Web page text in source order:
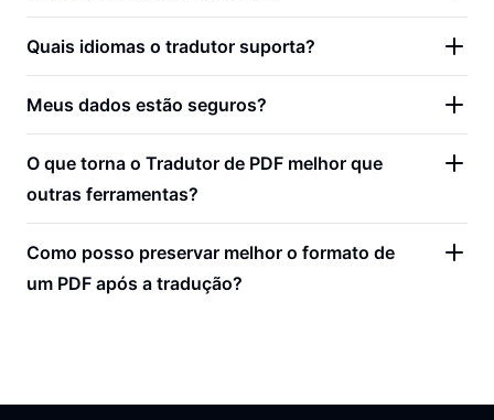
Quais idiomas o tradutor suporta?
Meus dados estão seguros?
O que torna o Tradutor de PDF melhor que
outras ferramentas?
Como posso preservar melhor o formato de
um PDF após a tradução?